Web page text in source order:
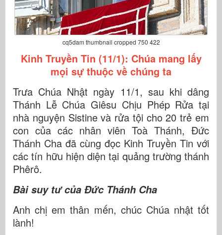
cq5dam thumbnail cropped 750 422
Kinh Truyền Tin (11/1): Chúa mang lấy
mọi sự thuộc về chúng ta
Trưa Chúa Nhật ngày 11/1, sau khi dâng
Thánh Lễ Chúa Giêsu Chịu Phép Rửa tại
nhà nguyện Sistine và rửa tội cho 20 trẻ em
con của các nhân viên Toà Thánh, Đức
Thánh Cha đã cùng đọc Kinh Truyền Tin với
các tín hữu hiện diện tại quảng trường thánh
Phêrô.
Bài suy tư của Đức Thánh Cha
Anh chị em thân mến, chúc Chúa nhật tốt
lành!